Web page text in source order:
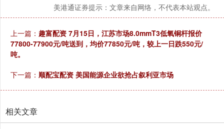
美港通证券提示：文章来自网络，不代表本站观点。
上一篇： 趣富配资 7月15日，江苏市场8.0mmT3低氧铜杆报价
77800-77900元/吨送到，均价77850元/吨，较上一日跌550元/
吨。
下一篇： 顺配宝配资 美国能源企业欲抢占叙利亚市场
相关文章